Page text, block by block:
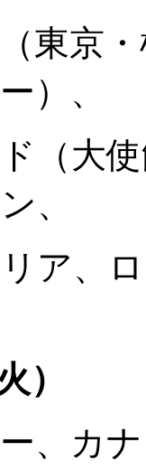
東京
）、
（大
、
ア、
）
、カ